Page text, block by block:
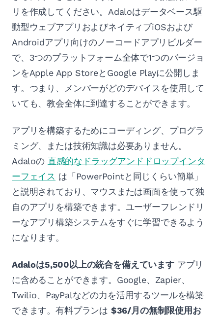
リを作成してください。Adaloはデータベース駆
動型ウェブアプリおよびネイティブiOSおよび
Androidアプリ向けのノーコードアプリビルダー
で、3つのプラットフォーム全体で1つのバージョ
ンをApple App StoreとGoogle Playに公開しま
す。つまり、メンバーがどのデバイスを使用して
いても、教会全体に到達することができます。
アプリを構築するためにコーディング、プログラ
ミング、または技術知識は必要ありません。
Adaloの 直感的なドラッグアンドドロップインタ
ーフェイス は「PowerPointと同じくらい簡単」
と説明されており、マウスまたは画面を使って独
自のアプリを構築できます。ユーザーフレンドリ
ーなアプリ構築システムをすぐに学習できるよう
になります。
Adaloは5,500以上の統合を備えていますアプリ
に含めることができます。Google、Zapier、
Twilio、PayPalなどの力を活用するツールを構築
できます。有料プランは $36/月の無制限使用お